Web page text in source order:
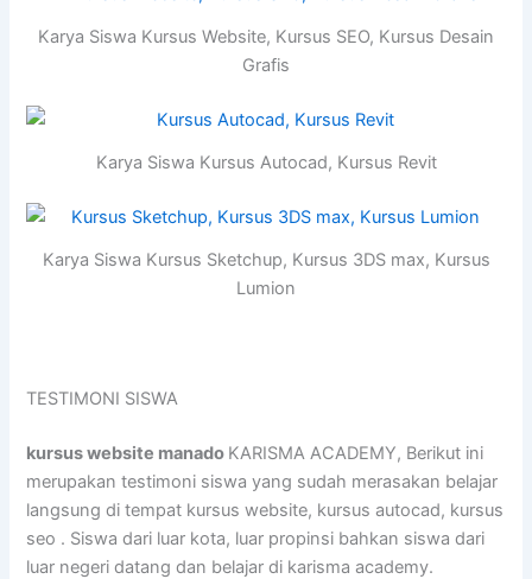
Karya Siswa Kursus Website, Kursus SEO, Kursus Desain
Grafis
Karya Siswa Kursus Autocad, Kursus Revit
Karya Siswa Kursus Sketchup, Kursus 3DS max, Kursus
Lumion
TESTIMONI SISWA
kursus website manado KARISMA ACADEMY, Berikut ini
merupakan testimoni siswa yang sudah merasakan belajar
langsung di tempat kursus website, kursus autocad, kursus
seo . Siswa dari luar kota, luar propinsi bahkan siswa dari
luar negeri datang dan belajar di karisma academy.